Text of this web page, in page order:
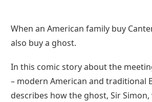
When an American family buy
also buy a ghost.
In this comic story about the
– modern American and traditional
describes how the ghost, Sir